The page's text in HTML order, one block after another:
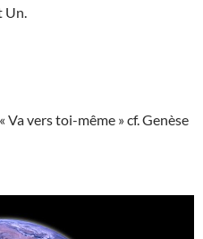
Un.
Va vers toi-même » cf. Genèse